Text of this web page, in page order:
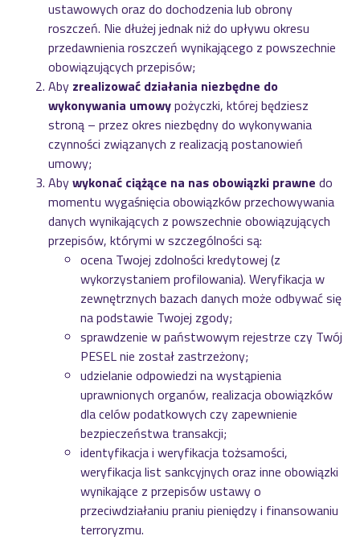
ustawowych oraz do dochodzenia lub obrony
roszczeń. Nie dłużej jednak niż do upływu okresu
przedawnienia roszczeń wynikającego z powszechnie
obowiązujących przepisów;
Aby zrealizować działania niezbędne do
wykonywania umowypożyczki, której będziesz
stroną – przez okres niezbędny do wykonywania
czynności związanych z realizacją postanowień
umowy;
Abywykonać ciążące na nas obowiązki prawne do
momentu wygaśnięcia obowiązków przechowywania
danych wynikających z powszechnie obowiązujących
przepisów, którymi w szczególności są:
ocena Twojej zdolności kredytowej (z
wykorzystaniem profilowania). Weryfikacja w
zewnętrznych bazach danych może odbywać się
na podstawie Twojej zgody;
sprawdzenie w państwowym rejestrze czy Twój
PESEL nie został zastrzeżony;
udzielanie odpowiedzi na wystąpienia
uprawnionych organów, realizacja obowiązków
dla celów podatkowych czy zapewnienie
bezpieczeństwa transakcji;
identyfikacja i weryfikacja tożsamości,
weryfikacja list sankcyjnych oraz inne obowiązki
wynikające z przepisów ustawy o
przeciwdziałaniu praniu pieniędzy i finansowaniu
terroryzmu.